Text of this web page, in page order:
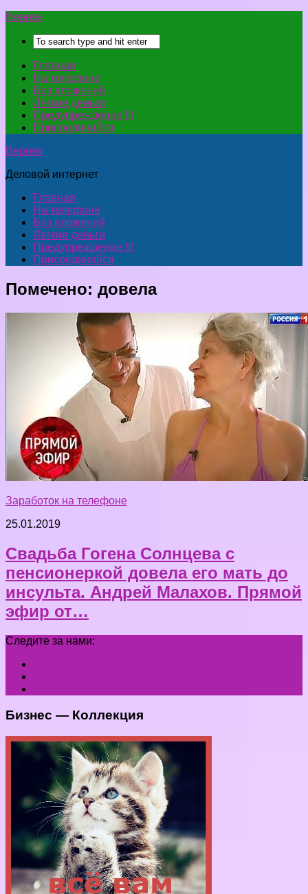
Верняк
Главная
На телефоне
Без вложений
Легкие деньги
Предупреждение !!!
Присоединяйся
Верняк
Деловой интернет
Главная
На телефоне
Без вложений
Легкие деньги
Предупреждение !!!
Присоединяйся
Помечено: довела
Заработок на телефоне
25.01.2019
Свадьба Гогена Солнцева с
пенсионеркой довела его мать до
инсульта. Андрей Малахов. Прямой
эфир от…
Следите за нами:
Бизнес — Коллекция